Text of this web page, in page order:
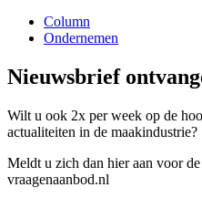
Column
Ondernemen
Nieuwsbrief
Wilt u ook 2x per week op de
actualiteiten in de maakindustrie?
Meldt u zich dan hier aan voor
vraagenaanbod.nl